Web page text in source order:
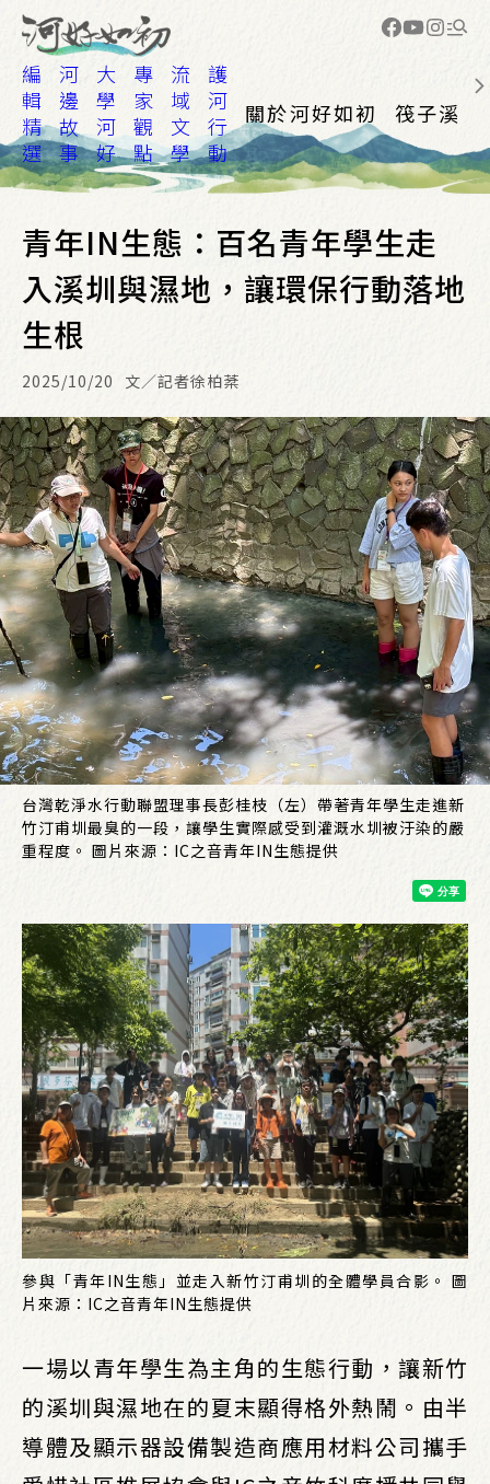
編
輯
精
選
河
邊
故
事
大
學
河
好
專
家
觀
點
流
域
文
學
護
河
行
動
關於河好如初 筏子溪
青年IN生態：百名青年學生走
入溪圳與濕地，讓環保行動落地
生根
2025/10/20 文／記者徐柏棻
台灣乾淨水行動聯盟理事長彭桂枝（左）帶著青年學生走進新
竹汀甫圳最臭的一段，讓學生實際感受到灌溉水圳被汙染的嚴
重程度。 圖片來源：IC之音青年IN生態提供
參與「青年IN生態」並走入新竹汀甫圳的全體學員合影。 圖
片來源：IC之音青年IN生態提供
一場以青年學生為主角的生態行動，讓新竹
的溪圳與濕地在的夏末顯得格外熱鬧。由半
導體及顯示器設備製造商應用材料公司攜手